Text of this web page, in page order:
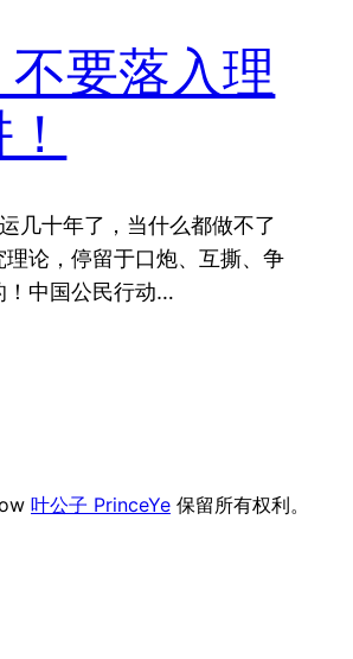
要落入理
几十年了，当什么都做不了
理论，停留于口炮、互撕、争
！中国公民行动…
叶公子 PrinceYe 保留所有权利。